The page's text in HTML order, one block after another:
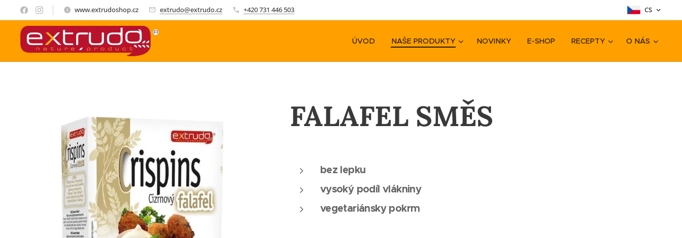
www.extrudoshop.cz extrudo@extrudo.cz +420 731 446 503 CS
ÚVOD NAŠE PRODUKTY NOVINKY E-SHOP RECEPTY O NÁS
FALAFEL SMĚS
bez lepku
vysoký podíl vlákniny
vegetariánsky pokrm